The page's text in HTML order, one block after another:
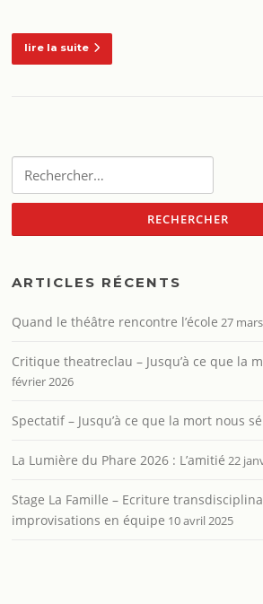
lire la suite
ARTICLES RÉCENTS
Quand le théâtre rencontre l’école 27
Critique theatreclau – Jusqu’à ce que la
février 2026
Spectatif – Jusqu’à ce que la mort nous
La Lumière du Phare 2026 : L’amitié 22
Stage La Famille – Ecriture
improvisations en équipe 10 avril 2025